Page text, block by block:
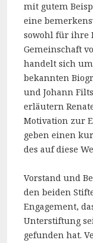
mit gutem
eine
sowohl für ihre
Gemeinschaft
handelt sich um
bekannten
und Johann
erläutern
Motivation zur
geben einen
des auf diese
Vorstand und
den beiden
Engagement,
Unterstiftung
gefunden hat.